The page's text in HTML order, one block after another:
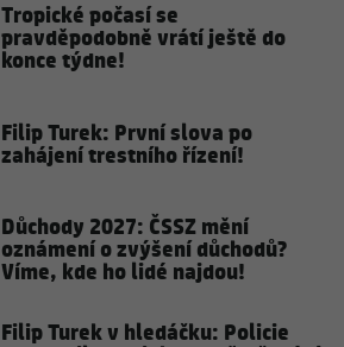
Tropické počasí se
pravděpodobně vrátí ještě do
konce týdne!
Filip Turek: První slova po
zahájení trestního řízení!
Důchody 2027: ČSSZ mění
oznámení o zvýšení důchodů?
Víme, kde ho lidé najdou!
Filip Turek v hledáčku: Policie